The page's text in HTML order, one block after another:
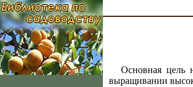
Основная цель
выращивании